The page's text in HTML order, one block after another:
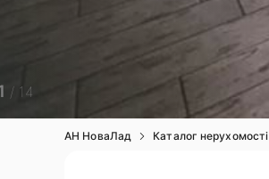
/ 14
АН НоваЛад Каталог нерухомості